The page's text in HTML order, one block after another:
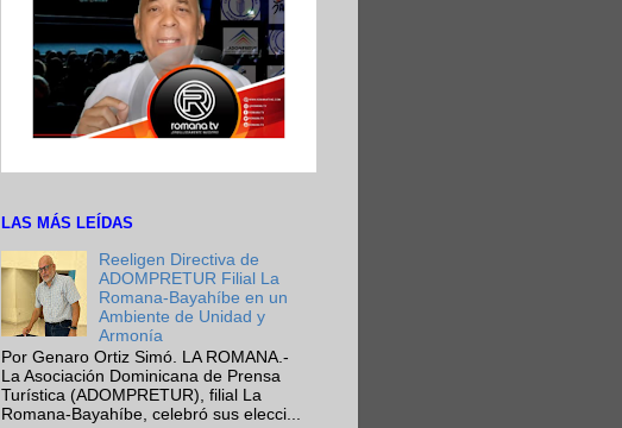
LAS MÁS LEÍDAS
Reeligen Directiva de
ADOMPRETUR Filial La
Romana-Bayahíbe en un
Ambiente de Unidad y
Armonía
Por Genaro Ortiz Simó. LA ROMANA.-
La Asociación Dominicana de Prensa
Turística (ADOMPRETUR), filial La
Romana-Bayahíbe, celebró sus elecci...